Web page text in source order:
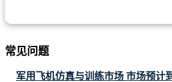
常见问题
军用飞机仿真与训练市场 市场预计